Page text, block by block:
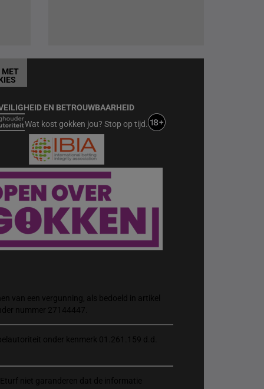
EN BETROUWBAARHEID
Wat kost gokken jou? Stop op tijd.
van een vergunning, als bedoeld in artikel
nummer 27144447.
onder kenmerk 01.261.159 d.d.
niet garanderen dat de informatie